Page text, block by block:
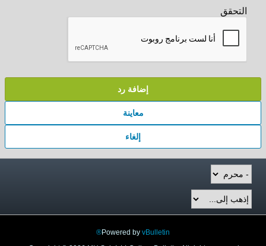
التحقق
إضافة رد
معاينة
إلغاء
Powered by vBulletin®